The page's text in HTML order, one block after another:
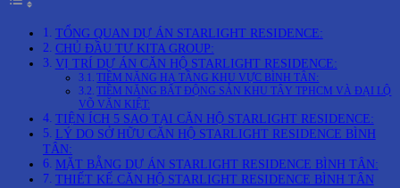
TỔNG QUAN DỰ ÁN STARLIGHT RESIDENCE:
CHỦ ĐẦU TƯ KITA GROUP:
VỊ TRÍ DỰ ÁN CĂN HỘ STARLIGHT RESIDENCE:
TIỀM NĂNG HẠ TẦNG KHU VỰC BÌNH TÂN:
TIỀM NĂNG BẤT ĐỘNG SẢN KHU TÂY TPHCM VÀ ĐẠI LỘ
VÕ VĂN KIỆT:
TIỆN ÍCH 5 SAO TẠI CĂN HỘ STARLIGHT RESIDENCE:
LÝ DO SỞ HỮU CĂN HỘ STARLIGHT RESIDENCE BÌNH
TÂN:
MẶT BẰNG DỰ ÁN STARLIGHT RESIDENCE BÌNH TÂN:
THIẾT KẾ CĂN HỘ STARLIGHT RESIDENCE BÌNH TÂN